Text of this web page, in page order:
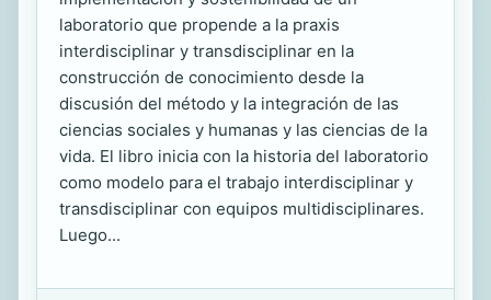
laboratorio que propende a la praxis
interdisciplinar y transdisciplinar en la
construcción de conocimiento desde la
discusión del método y la integración de las
ciencias sociales y humanas y las ciencias de la
vida. El libro inicia con la historia del laboratorio
como modelo para el trabajo interdisciplinar y
transdisciplinar con equipos multidisciplinares.
Luego...